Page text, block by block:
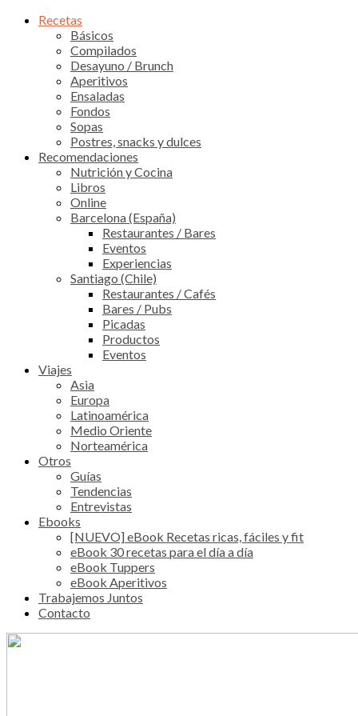
Recetas
Básicos
Compilados
Desayuno / Brunch
Aperitivos
Ensaladas
Fondos
Sopas
Postres, snacks y dulces
Recomendaciones
Nutrición y Cocina
Libros
Online
Barcelona (España)
Restaurantes / Bares
Eventos
Experiencias
Santiago (Chile)
Restaurantes / Cafés
Bares / Pubs
Picadas
Productos
Eventos
Viajes
Asia
Europa
Latinoamérica
Medio Oriente
Norteamérica
Otros
Guías
Tendencias
Entrevistas
Ebooks
[NUEVO] eBook Recetas ricas, fáciles y fit
eBook 30 recetas para el día a día
eBook Tuppers
eBook Aperitivos
Trabajemos Juntos
Contacto